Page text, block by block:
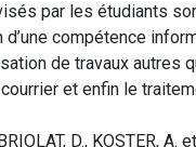
par les étudiants
d’une compétence
de travaux autres
et enfin le
D., KOSTER, A.